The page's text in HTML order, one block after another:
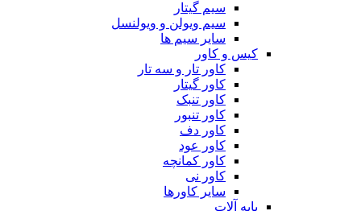
سیم گیتار
سیم ویولن و ویولنسل
سایر سیم ها
کیس و کاور
کاور تار و سه تار
کاور گیتار
کاور تنبک
کاور تنبور
کاور دف
کاور عود
کاور کمانچه
کاور نی
سایر کاورها
پایه آلات